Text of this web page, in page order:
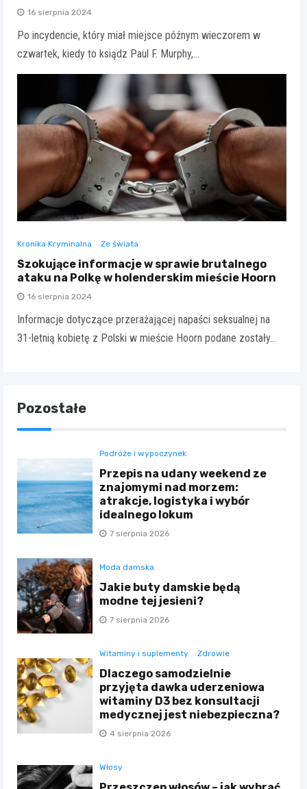
16 sierpnia 2024
Po incydencie, który miał miejsce późnym wieczorem w
czwartek, kiedy to ksiądz Paul F. Murphy,…
Kronika Kryminalna Ze świata
Szokujące informacje w sprawie brutalnego
ataku na Polkę w holenderskim mieście Hoorn
16 sierpnia 2024
Informacje dotyczące przerażającej napaści seksualnej na
31-letnią kobietę z Polski w mieście Hoorn podane zostały…
Pozostałe
Podróże i wypoczynek
Przepis na udany weekend ze
znajomymi nad morzem:
atrakcje, logistyka i wybór
idealnego lokum
7 sierpnia 2026
Moda damska
Jakie buty damskie będą
modne tej jesieni?
7 sierpnia 2026
Witaminy i suplementy Zdrowie
Dlaczego samodzielnie
przyjęta dawka uderzeniowa
witaminy D3 bez konsultacji
medycznej jest niebezpieczna?
4 sierpnia 2026
Włosy